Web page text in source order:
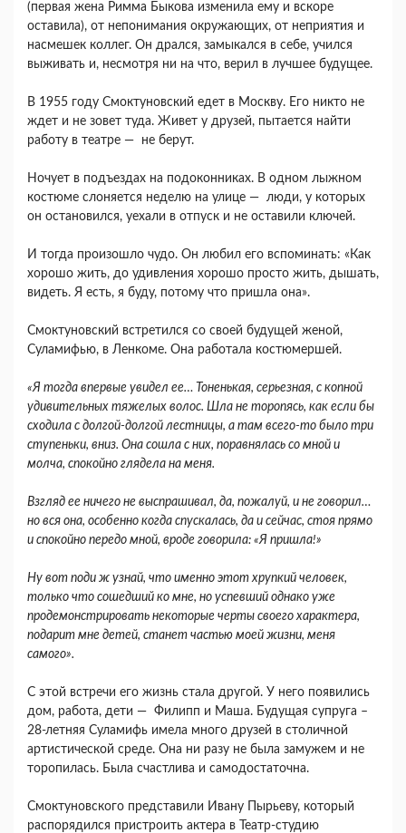
(первая жена Римма Быкова изменила ему и вскоре
оставила), от непонимания окружающих, от неприятия и
насмешек коллег. Он дрался, замыкался в себе, учился
выживать и, несмотря ни на что, верил в лучшее будущее.
В 1955 году Смоктуновский едет в Москву. Его никто не
ждет и не зовет туда. Живет у друзей, пытается найти
работу в театре — не берут.
Ночует в подъездах на подоконниках. В одном лыжном
костюме слоняется неделю на улице — люди, у которых
он остановился, уехали в отпуск и не оставили ключей.
И тогда произошло чудо. Он любил его вспоминать: «Как
хорошо жить, до удивления хорошо просто жить, дышать,
видеть. Я есть, я буду, потому что пришла она».
Смоктуновский встретился со своей будущей женой,
Суламифью, в Ленкоме. Она работала костюмершей.
«Я тогда впервые увидел ее… Тоненькая, серьезная, с копной
удивительных тяжелых волос. Шла не торопясь, как если бы
сходила с долгой-долгой лестницы, а там всего-то было три
ступеньки, вниз. Она сошла с них, поравнялась со мной и
молча, спокойно глядела на меня.
Взгляд ее ничего не выспрашивал, да, пожалуй, и не говорил…
но вся она, особенно когда спускалась, да и сейчас, стоя прямо
и спокойно передо мной, вроде говорила: «Я пришла!»
Ну вот поди ж узнай, что именно этот хрупкий человек,
только что сошедший ко мне, но успевший однако уже
продемонстрировать некоторые черты своего характера,
подарит мне детей, станет частью моей жизни, меня
самого».
С этой встречи его жизнь стала другой. У него появились
дом, работа, дети — Филипп и Маша. Будущая супруга –
28-летняя Суламифь имела много друзей в столичной
артистической среде. Она ни разу не была замужем и не
торопилась. Была счастлива и самодостаточна.
Смоктуновского представили Ивану Пырьеву, который
распорядился пристроить актера в Театр-студию